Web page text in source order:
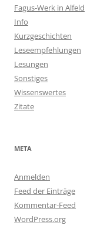
Fagus-Werk in Alfeld
Info
Kurzgeschichten
Leseempfehlungen
Lesungen
Sonstiges
Wissenswertes
Zitate
META
Anmelden
Feed der Einträge
Kommentar-Feed
WordPress.org